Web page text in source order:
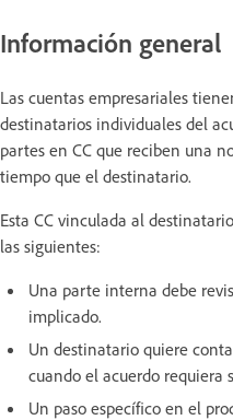
Información general
Las cuentas empresariales
destinatarios individuales del
partes en CC que reciben una
tiempo que el destinatario.
Esta CC vinculada al
las siguientes:
Una parte interna debe
implicado.
Un destinatario quiere
cuando el acuerdo requiera
Un paso específico en el